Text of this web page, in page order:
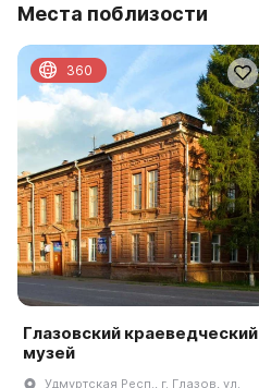
Места поблизости
Глазовский краеведческий
музей
Удмуртская Респ., г. Глазов, ул.
360